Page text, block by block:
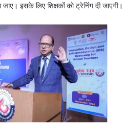
जाए। इसके लिए शिक्षकों को ट्रेनिंग दी जाएगी।